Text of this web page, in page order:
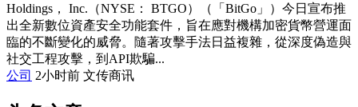
Holdings， Inc.（NYSE： BTGO）（「BitGo」）今日宣布推
出全新數位資產安全功能套件，旨在應對機構加密貨幣營運面
臨的不斷變化的威脅。隨著攻擊手法日益複雜，從深度偽造與
社交工程攻擊，到API欺騙...
公司 2小时前 文传商讯